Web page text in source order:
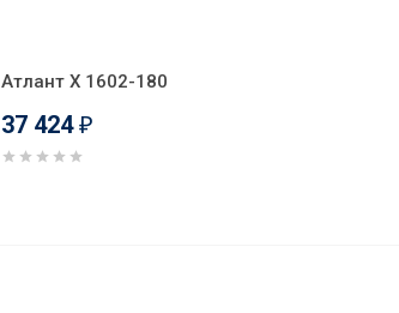
Атлант X 1602-180
37 424 ₽